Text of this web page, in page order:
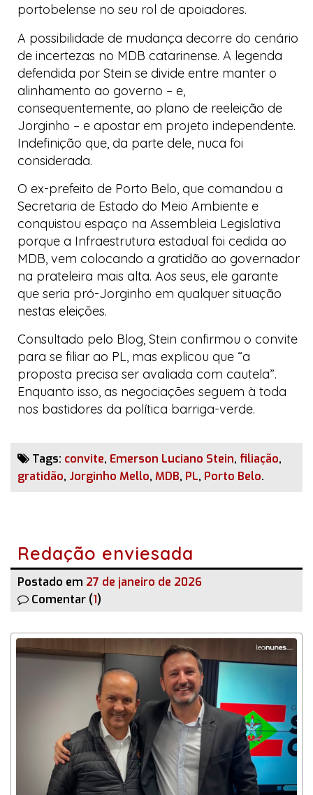
portobelense no seu rol de apoiadores.
A possibilidade de mudança decorre do cenário
de incertezas no MDB catarinense. A legenda
defendida por Stein se divide entre manter o
alinhamento ao governo – e,
consequentemente, ao plano de reeleição de
Jorginho – e apostar em projeto independente.
Indefinição que, da parte dele, nuca foi
considerada.
O ex-prefeito de Porto Belo, que comandou a
Secretaria de Estado do Meio Ambiente e
conquistou espaço na Assembleia Legislativa
porque a Infraestrutura estadual foi cedida ao
MDB, vem colocando a gratidão ao governador
na prateleira mais alta. Aos seus, ele garante
que seria pró-Jorginho em qualquer situação
nestas eleições.
Consultado pelo Blog, Stein confirmou o convite
para se filiar ao PL, mas explicou que “a
proposta precisa ser avaliada com cautela”.
Enquanto isso, as negociações seguem à toda
nos bastidores da política barriga-verde.
Tags: convite, Emerson Luciano Stein, filiação,
gratidão, Jorginho Mello, MDB, PL, Porto Belo.
Redação enviesada
Postado em 27 de janeiro de 2026
Comentar (1)